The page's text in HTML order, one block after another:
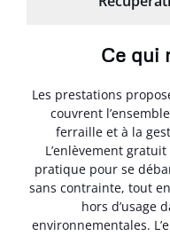
Ce qui
Les prestations
couvrent
ferraille et à la
L’enlèvement
pratique pour se
sans contrainte, tout
hors d’usage
environnementales.